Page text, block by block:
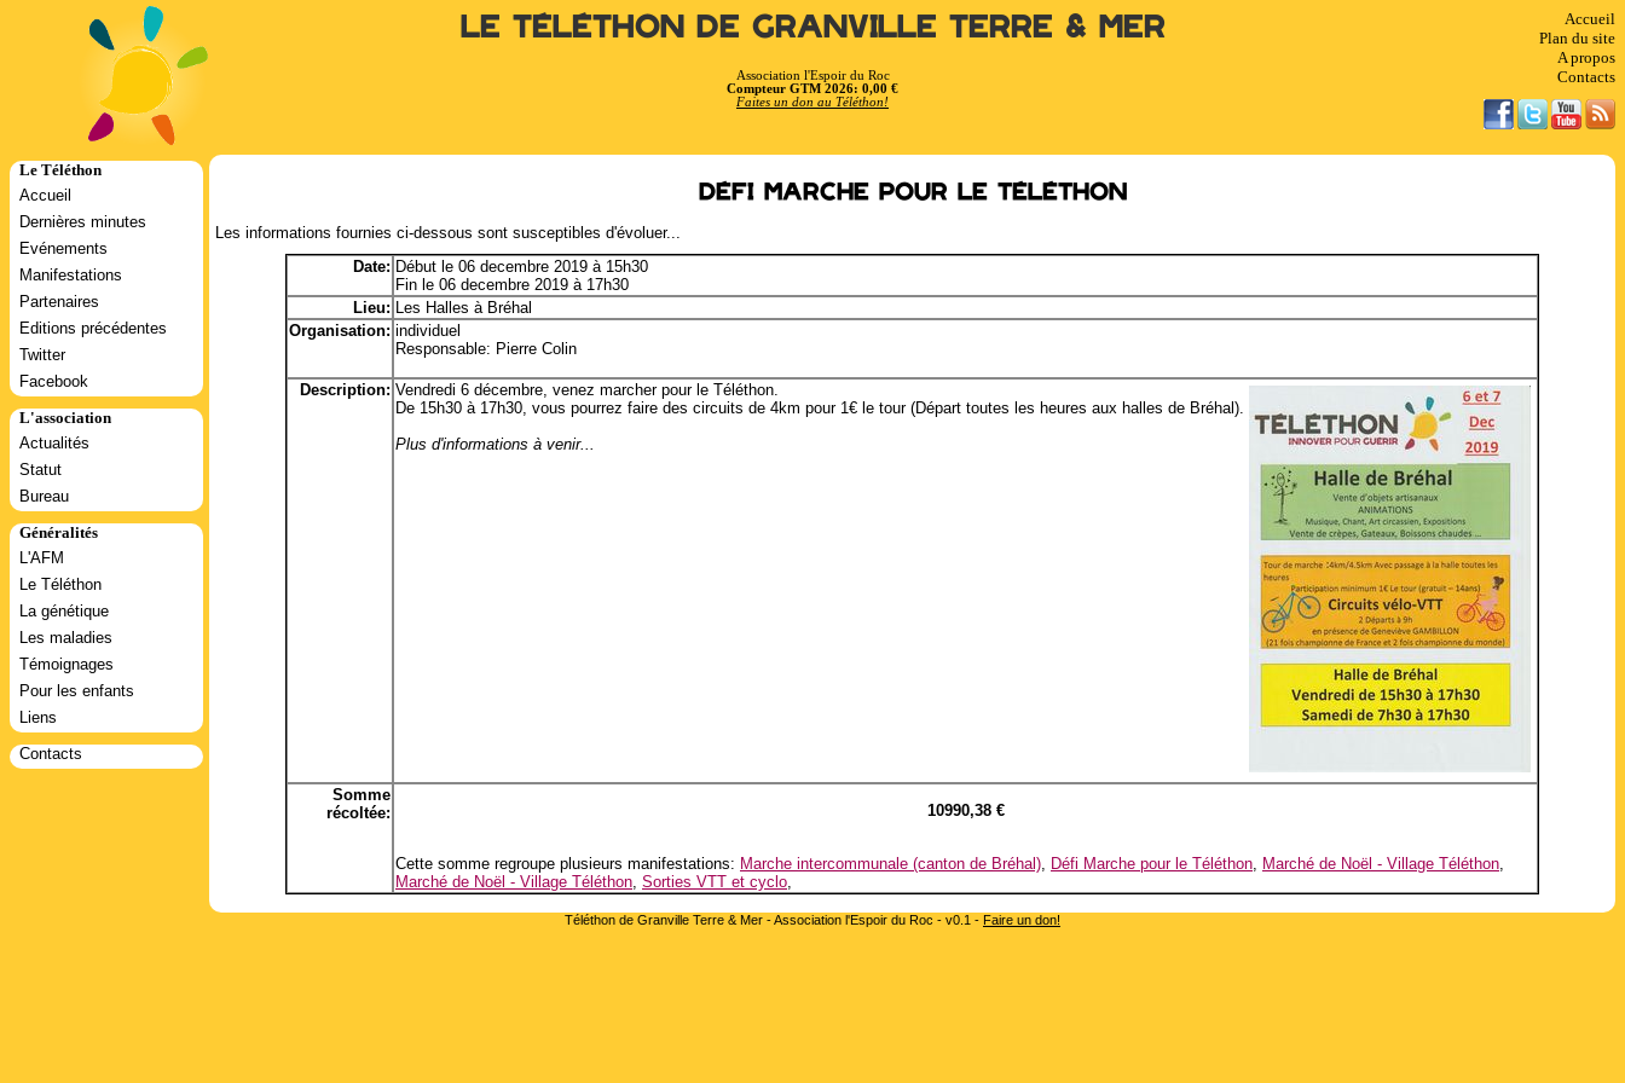
Accueil
Plan du site
A propos
Contacts
Le Téléthon de Granville Terre & Mer
Association l'Espoir du Roc
Compteur GTM 2026: 0,00 €
Faites un don au Téléthon!
Le Téléthon
Accueil
Dernières minutes
Evénements
Manifestations
Partenaires
Editions précédentes
Twitter
Facebook
L'association
Actualités
Statut
Bureau
Généralités
L'AFM
Le Téléthon
La génétique
Les maladies
Témoignages
Pour les enfants
Liens
Contacts
Défi Marche pour le Téléthon
Les informations fournies ci-dessous sont susceptibles d'évoluer...
Date: Début le 06 decembre 2019 à 15h30
Fin le 06 decembre 2019 à 17h30
Lieu: Les Halles à Bréhal
Organisation: individuel
Responsable: Pierre Colin
Description: Vendredi 6 décembre, venez marcher pour le Téléthon.
De 15h30 à 17h30, vous pourrez faire des circuits de 4km pour 1€ le tour (Départ toutes les heures aux halles de Bréhal).
Plus d'informations à venir...
Somme
récoltée:
10990,38 €
Cette somme regroupe plusieurs manifestations: Marche intercommunale (canton de Bréhal) Défi Marche pour le Téléthon Marché de Noël - Village Téléthon
Marché de Noël - Village Téléthon Sorties VTT et cyclo
Téléthon de Granville Terre & Mer - Association l'Espoir du Roc - v0.1 - Faire un don!